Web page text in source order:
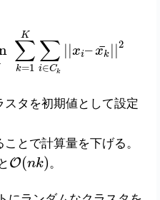
∑
k=1
K ∑
i∈Ck
||xi–xk
¯ ||2
タを初期値として設定
とで計算量を下げる。
O(nk) 。